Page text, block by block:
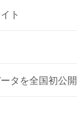
ト
タを全国初公開